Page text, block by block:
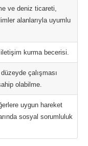
ve deniz ticareti,
alanlarıyla uyumlu
kurma becerisi.
çalışması
olabilme.
uygun hareket
sosyal sorumluluk